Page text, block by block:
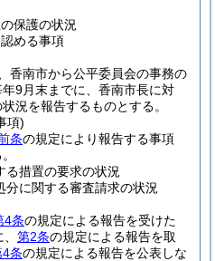
保護の状況
める事項
香南市から公平委員会の事務の
9月末までに、香南市長に対
況を報告するものとする。
項)
条の規定により報告する事項
る措置の要求の状況
分に関する審査請求の状況
4条の規定による報告を受けた
第2条の規定による報告を取
4条の規定による報告を公表しな